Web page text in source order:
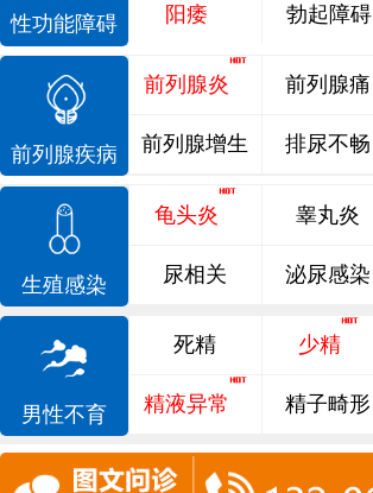
性功能障碍 阳痿 勃起障碍
前列腺疾病
前列腺炎 前列腺痛
前列腺增生 排尿不畅
生殖感染
龟头炎 睾丸炎
尿相关 泌尿感染
男性不育
死精 少精
精液异常 精子畸形